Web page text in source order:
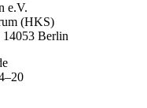
e.V.
(HKS)
14053 Berlin